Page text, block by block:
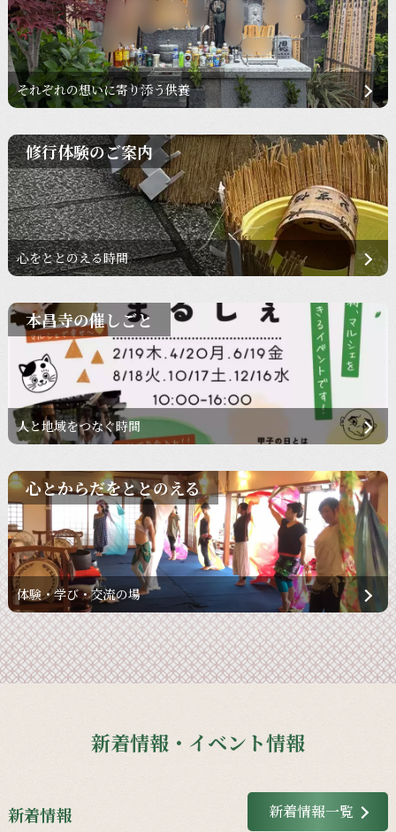
それぞれの想いに寄り添う供養
修行体験のご案内
心をととのえる時間
本昌寺の催しごと
人と地域をつなぐ時間
心とからだをととのえる
体験・学び・交流の場
新着情報・イベント情報
新着情報 新着情報一覧